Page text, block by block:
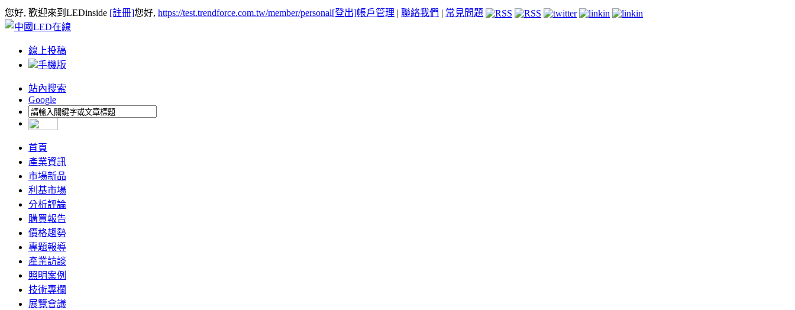
您好, 歡迎來到LEDinside [註冊]您好, https://test.trendforce.com.tw/member/personal[登出]帳戶管理 | 聯絡我們 | 常見問題
線上投稿
手機版
站內搜索
Google
首頁
產業資訊
市場新品
利基市場
分析評論
購買報告
價格趨勢
專題報導
產業訪談
照明案例
技術專欄
展覽會議